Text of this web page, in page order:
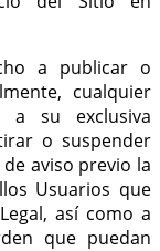
a publicar o
cualquier
a su exclusiva
o suspender
aviso previo la
Usuarios que
así como a
que puedan